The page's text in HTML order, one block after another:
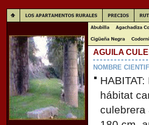
AGUILA
NOMBRE
hábitat
culebrera